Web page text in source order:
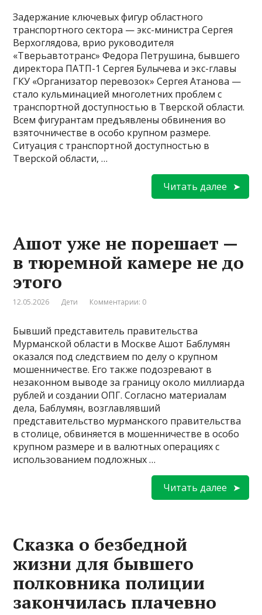
Задержание ключевых фигур областного
транспортного сектора — экс-министра Сергея
Верхоглядова, врио руководителя
«Тверьавтотранс» Федора Петрушина, бывшего
директора ПАТП-1 Сергея Булычева и экс-главы
ГКУ «Организатор перевозок» Сергея Атанова —
стало кульминацией многолетних проблем с
транспортной доступностью в Тверской области.
Всем фигурантам предъявлены обвинения во
взяточничестве в особо крупном размере.
Ситуация с транспортной доступностью в
Тверской области, …
Читать далее
Ашот уже не порешает —
в тюремной камере не до
этого
12.05.2026 Дети Комментарии: 0
Бывший представитель правительства
Мурманской области в Москве Ашот Баблумян
оказался под следствием по делу о крупном
мошенничестве. Его также подозревают в
незаконном выводе за границу около миллиарда
рублей и создании ОПГ. Согласно материалам
дела, Баблумян, возглавлявший
представительство мурманского правительства
в столице, обвиняется в мошенничестве в особо
крупном размере и в валютных операциях с
использованием подложных …
Читать далее
Сказка о безбедной
жизни для бывшего
полковника полиции
закончилась плачевно